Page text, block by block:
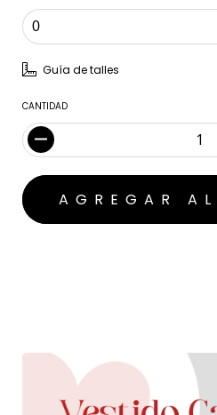
Guía de talles
CANTIDAD